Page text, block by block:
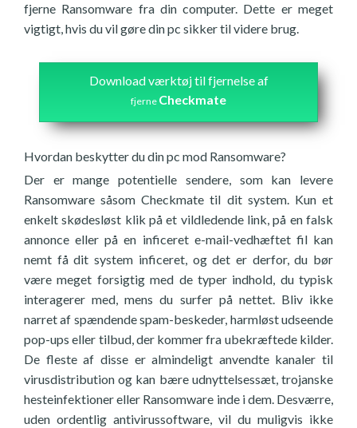
fjerne Ransomware fra din computer. Dette er meget
vigtigt, hvis du vil gøre din pc sikker til videre brug.
Download værktøj til fjernelse af
fjerne Checkmate
Hvordan beskytter du din pc mod Ransomware?
Der er mange potentielle sendere, som kan levere
Ransomware såsom Checkmate til dit system. Kun et
enkelt skødesløst klik på et vildledende link, på en falsk
annonce eller på en inficeret e-mail-vedhæftet fil kan
nemt få dit system inficeret, og det er derfor, du bør
være meget forsigtig med de typer indhold, du typisk
interagerer med, mens du surfer på nettet. Bliv ikke
narret af spændende spam-beskeder, harmløst udseende
pop-ups eller tilbud, der kommer fra ubekræftede kilder.
De fleste af disse er almindeligt anvendte kanaler til
virusdistribution og kan bære udnyttelsessæt, trojanske
hesteinfektioner eller Ransomware inde i dem. Desværre,
uden ordentlig antivirussoftware, vil du muligvis ikke